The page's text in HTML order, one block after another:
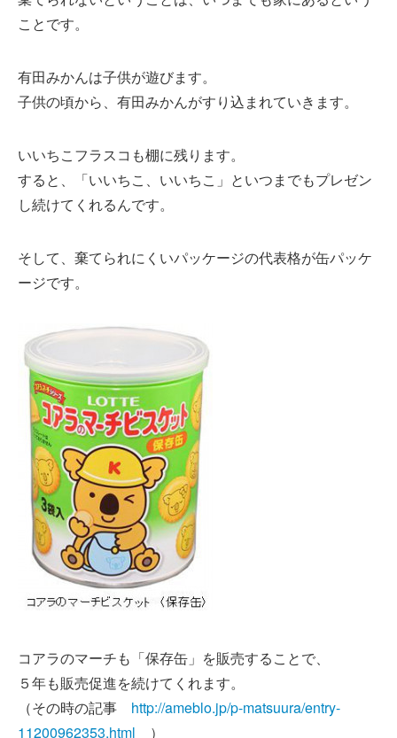
ことです。
有田みかんは子供が遊びます。
子供の頃から、有田みかんがすり込まれていきます。
いいちこフラスコも棚に残ります。
すると、「いいちこ、いいちこ」といつまでもプレゼン
し続けてくれるんです。
そして、棄てられにくいパッケージの代表格が缶パッケ
ージです。
コアラのマーチも「保存缶」を販売することで、
５年も販売促進を続けてくれます。
（その時の記事 http://ameblo.jp/p-matsuura/entry-
11200962353.html ）